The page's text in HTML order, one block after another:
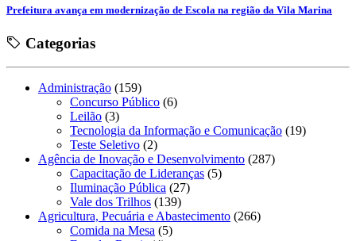
Prefeitura avança em modernização de Escola na região da Vila Marina
Categorias
Administração (159)
Concurso Público (6)
Leilão (3)
Tecnologia da Informação e Comunicação (19)
Teste Seletivo (2)
Agência de Inovação e Desenvolvimento (287)
Capacitação de Lideranças (5)
Iluminação Pública (27)
Vale dos Trilhos (139)
Agricultura, Pecuária e Abastecimento (266)
Comida na Mesa (5)